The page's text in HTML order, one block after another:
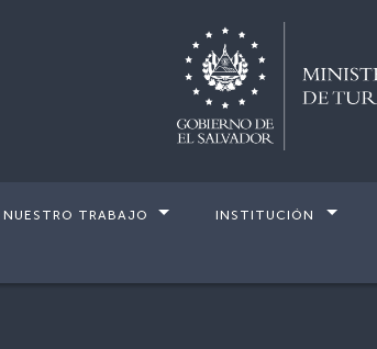
NUESTRO TRABAJO INSTITUCIÓN